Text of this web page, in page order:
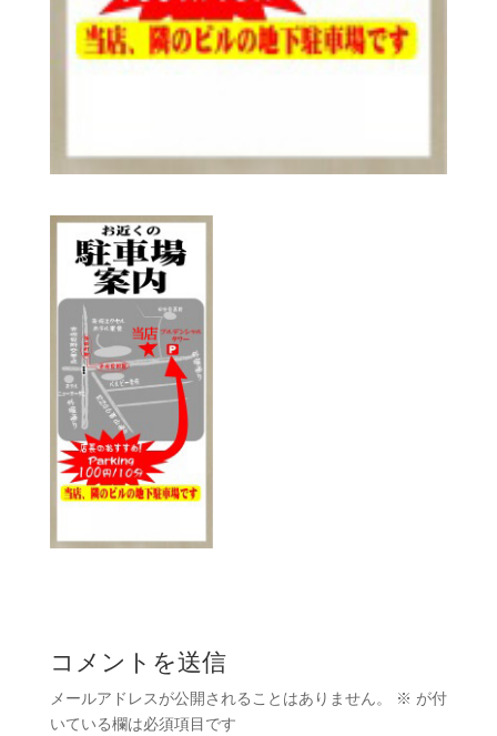
コメントを送信
メールアドレスが公開されることはありません。 ※ が付
いている欄は必須項目です